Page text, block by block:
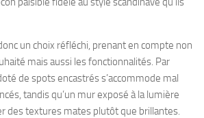
un choix réfléchi, prenant en compte non
mais aussi les fonctionnalités. Par
de spots encastrés s’accommode mal
tandis qu’un mur exposé à la lumière
des textures mates plutôt que brillantes.